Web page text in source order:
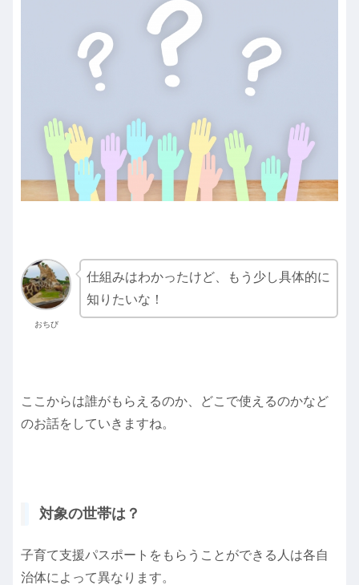
おちび
仕組みはわかったけど、もう少し具体的に
知りたいな！
ここからは誰がもらえるのか、どこで使えるのかなど
のお話をしていきますね。
対象の世帯は？
子育て支援パスポートをもらうことができる人は各自
治体によって異なります。